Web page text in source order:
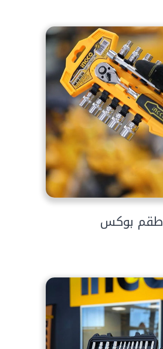
طقم بوكس